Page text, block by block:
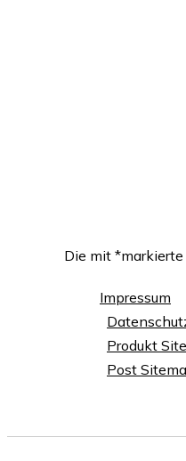
Die mit
Impressum
Produkt
Post